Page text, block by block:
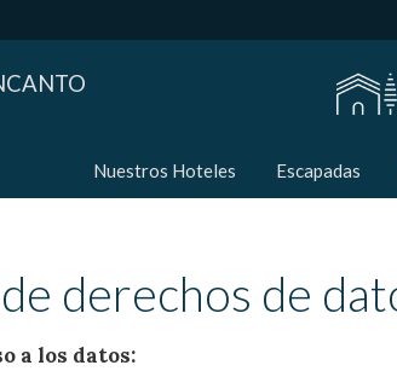
Nuestros Hoteles Escapadas
derechos de
a los datos: